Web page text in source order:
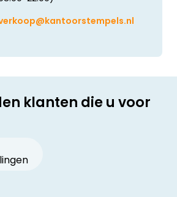
klanten die u voor